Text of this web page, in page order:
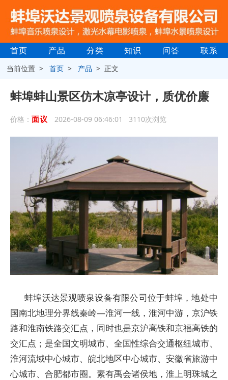
首页 产品 分类 知识 问答 联系
当前位置 >首页 > 产品 > 正文
蚌埠蚌山景区仿木凉亭设计，质优价廉
价格： 面议 2026-08-09 06:46:01 3110次浏览
蚌埠沃达景观喷泉设备有限公司位于蚌埠，地处中
国南北地理分界线秦岭—淮河一线，淮河中游，京沪铁
路和淮南铁路交汇点，同时也是京沪高铁和京福高铁的
交汇点；是全国文明城市、全国性综合交通枢纽城市、
淮河流域中心城市、皖北地区中心城市、安徽省旅游中
心城市、合肥都市圈。素有禹会诸侯地，淮上明珠城之